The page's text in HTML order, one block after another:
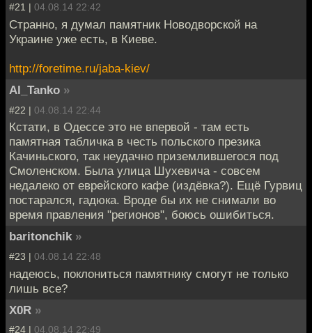
#21 | 04.08.14 22:42
Странно, я думал памятник Новодворской на
Украине уже есть, в Киеве.
http://foretime.ru/jaba-kiev/
Al_Tanko »
#22 | 04.08.14 22:44
Кстати, в Одессе это не впервой - там есть
памятная табличка в честь польского презика
Качиньского, так неудачно приземлившегося под
Смоленском. Была улица Шухевича - совсем
недалеко от еврейского кафе (издёвка?). Ещё Гурвиц
постарался, гадюка. Вроде бы их не снимали во
время правления "регионов", боюсь ошибиться.
baritonchik »
#23 | 04.08.14 22:48
надеюсь, поклониться памятнику смогут не только
лишь все?
X0R »
#24 | 04.08.14 22:49